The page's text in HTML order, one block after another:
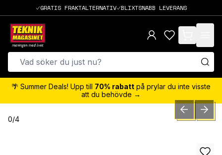
GRATIS FRAKTALTERNATIV BLIXTSNABB LEVERANS
items in cart,
🌴 Summer Deals! Upp till 70% rabatt på prylar du inte visste
att du behövde →
0/4 PREVIOUSNEXT